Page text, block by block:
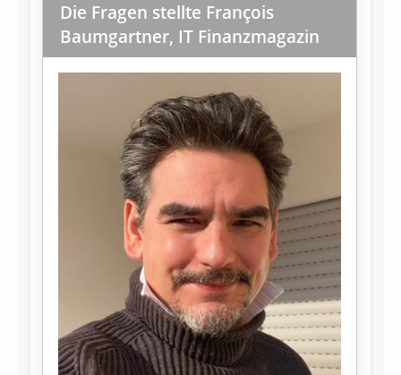
Die Fragen stellte François
Baumgartner, IT Finanzmagazin